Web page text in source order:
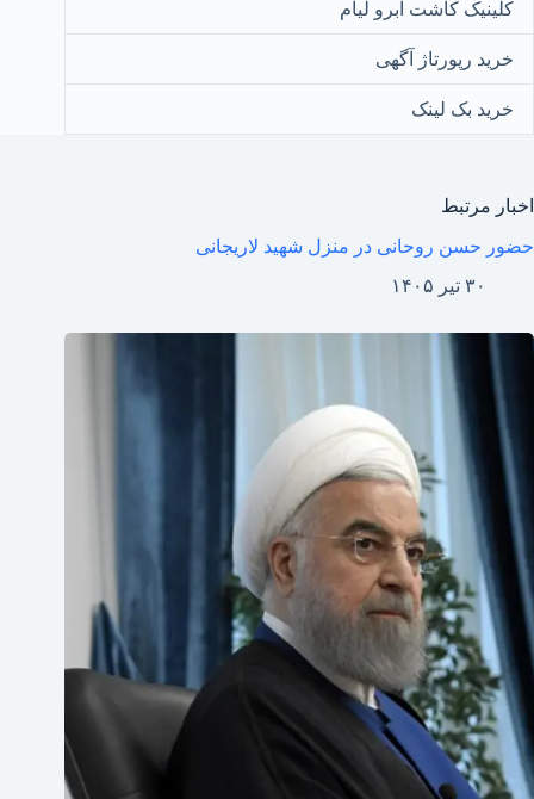
کلینیک کاشت ابرو لیام
خرید رپورتاژ آگهی
خرید بک لینک
اخبار مرتبط
حضور حسن روحانی در منزل شهید لاریجانی
۳۰ تیر ۱۴۰۵